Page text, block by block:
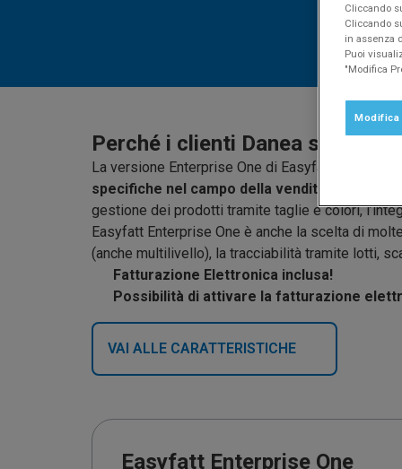
Perché i clienti Danea
La versione Enterprise One di Easyfatt è la
specifiche nel campo della vendita
come:
gestione dei prodotti tramite taglie e colori,
Easyfatt Enterprise One è anche la scelta di molte
(anche multilivello), la tracciabilità tramite lotti,
Fatturazione Elettronica inclusa!
Possibilità di attivare la fatturazione
VAI ALLE CARATTERISTICHE
Easyfatt Enterprise One
Cliccando
Cliccando
in assenza
Puoi
"Modifica